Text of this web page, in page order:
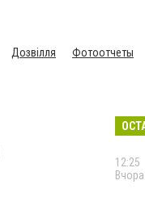
Дозвілля Фотоотчеты
12:25
Вчора